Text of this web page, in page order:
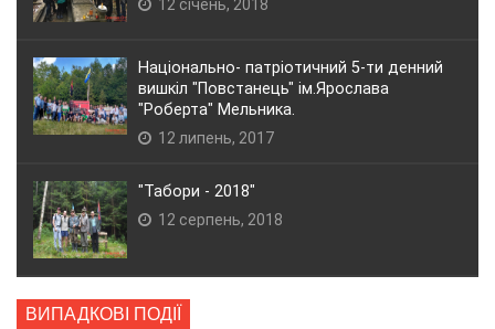
12 січень, 2018
Національно- патріотичний 5-ти денний
вишкіл "Повстанець" ім.Ярослава
"Роберта" Мельника.
12 липень, 2017
"Табори - 2018"
12 серпень, 2018
ВИПАДКОВІ ПОДІЇ